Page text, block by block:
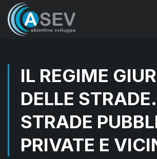
IL REGIME
DELLE STRADE.
STRADE
PRIVATE E